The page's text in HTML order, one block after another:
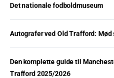
Det nationale fodboldmuseum
Autografer ved Old Trafford:
Den komplette guide til
Trafford 2025/2026